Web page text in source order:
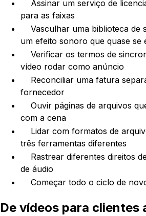
Assinar um serviço de
para as faixas
Vasculhar uma biblioteca de
um efeito sonoro que quase se
Verificar os termos de
vídeo rodar como anúncio
Reconciliar uma fatura
fornecedor
Ouvir páginas de arquivos
com a cena
Lidar com formatos de
três ferramentas diferentes
Rastrear diferentes direitos
de áudio
Começar todo o ciclo de
De vídeos para clientes